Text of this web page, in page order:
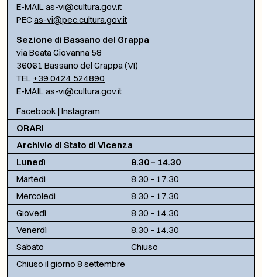
E-MAILas-vi@cultura.gov.it
PECas-vi@pec.cultura.gov.it
Sezione di Bassano del Grappa
via Beata Giovanna 58
36061 Bassano del Grappa (VI)
TEL +39 0424 524890
E-MAILas-vi@cultura.gov.it
Facebook | Instagram
ORARI
Archivio di Stato di Vicenza
Lunedì
8.30 – 14.30
Martedì
8.30 – 17.30
Mercoledì
8.30 – 17.30
Giovedì
8.30 – 14.30
Venerdì
8.30 – 14.30
Sabato
Chiuso
Chiuso il giorno 8 settembre